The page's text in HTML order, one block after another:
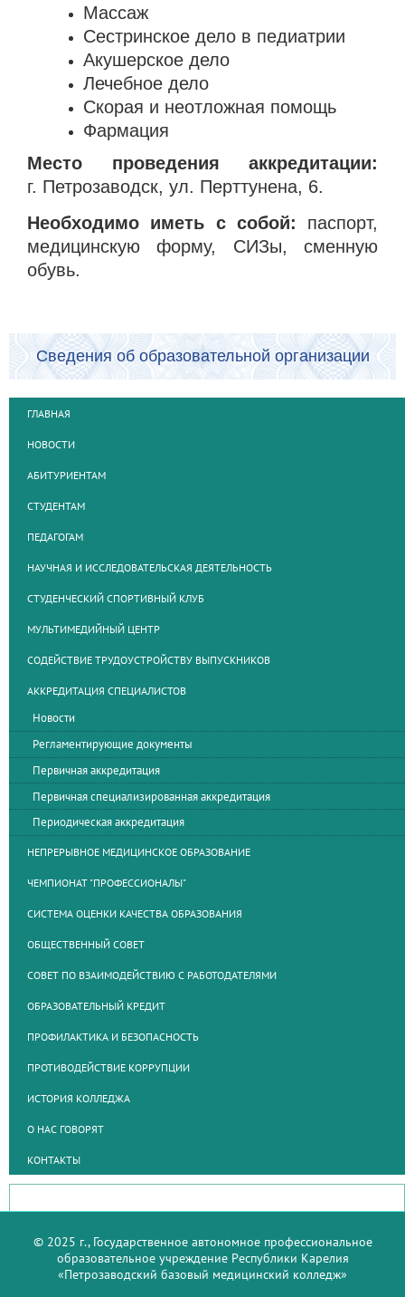
Массаж
Сестринское дело в педиатрии
Акушерское дело
Лечебное дело
Скорая и неотложная помощь
Фармация
Место проведения аккредитации:
г. Петрозаводск, ул. Перттунена, 6.
Необходимо иметь с собой: паспорт,
медицинскую форму, СИЗы, сменную
обувь.
Сведения об образовательной организации
ГЛАВНАЯ
НОВОСТИ
АБИТУРИЕНТАМ
СТУДЕНТАМ
ПЕДАГОГАМ
НАУЧНАЯ И ИССЛЕДОВАТЕЛЬСКАЯ ДЕЯТЕЛЬНОСТЬ
СТУДЕНЧЕСКИЙ СПОРТИВНЫЙ КЛУБ
МУЛЬТИМЕДИЙНЫЙ ЦЕНТР
СОДЕЙСТВИЕ ТРУДОУСТРОЙСТВУ ВЫПУСКНИКОВ
АККРЕДИТАЦИЯ СПЕЦИАЛИСТОВ
Новости
Регламентирующие документы
Первичная аккредитация
Первичная специализированная аккредитация
Периодическая аккредитация
НЕПРЕРЫВНОЕ МЕДИЦИНСКОЕ ОБРАЗОВАНИЕ
ЧЕМПИОНАТ "ПРОФЕССИОНАЛЫ"
СИСТЕМА ОЦЕНКИ КАЧЕСТВА ОБРАЗОВАНИЯ
ОБЩЕСТВЕННЫЙ СОВЕТ
СОВЕТ ПО ВЗАИМОДЕЙСТВИЮ С РАБОТОДАТЕЛЯМИ
ОБРАЗОВАТЕЛЬНЫЙ КРЕДИТ
ПРОФИЛАКТИКА И БЕЗОПАСНОСТЬ
ПРОТИВОДЕЙСТВИЕ КОРРУПЦИИ
ИСТОРИЯ КОЛЛЕДЖА
О НАС ГОВОРЯТ
КОНТАКТЫ
© 2025 г., Государственное автономное профессиональное
образовательное учреждение Республики Карелия
«Петрозаводский базовый медицинский колледж»